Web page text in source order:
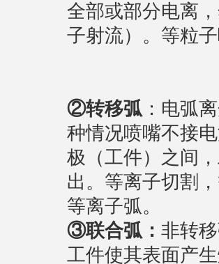
全部或部分电离
子射流）。等粒
②转移弧 ：电弧
种情况喷嘴不接
极（工件）之间
出。等离子切割
等离子弧。
③联合弧： 非转
工件使其表面产